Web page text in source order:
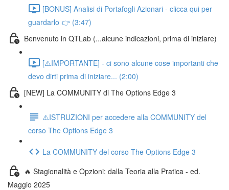
[BONUS] Analisi di Portafogli Azionari - clicca qui per
guardarlo 👉 (3:47)
Benvenuto in QTLab (...alcune indicazioni, prima di iniziare)
[⚠️IMPORTANTE] - ci sono alcune cose importanti che
devo dirti prima di iniziare... (2:00)
[NEW] La COMMUNITY di The Options Edge 3
⚠️ISTRUZIONI per accedere alla COMMUNITY del
corso The Options Edge 3
La COMMUNITY del corso The Options Edge 3
🔥 Stagionalità e Opzioni: dalla Teoria alla Pratica - ed.
Maggio 2025